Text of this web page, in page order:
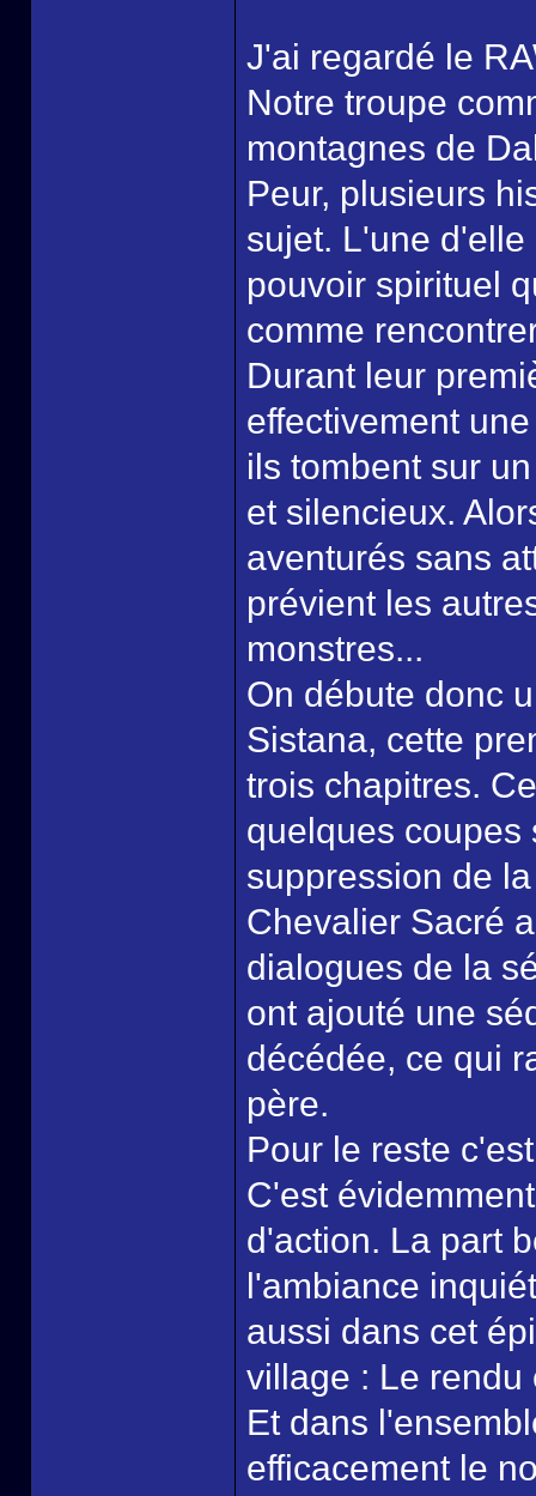
J'ai regardé le
Notre troupe
montagnes de
Peur, plusieurs
sujet. L'une
pouvoir spirituel
comme
Durant leur
effectivement
ils tombent sur
et silencieux.
aventurés sans
prévient les
monstres...
On débute donc
Sistana, cette
trois chapitres.
quelques coupes
suppression de
Chevalier Sacré
dialogues de la
ont ajouté une
décédée, ce qui
père.
Pour le reste
C'est
d'action. La part
l'ambiance
aussi dans cet
village : Le rendu
Et dans
efficacement le